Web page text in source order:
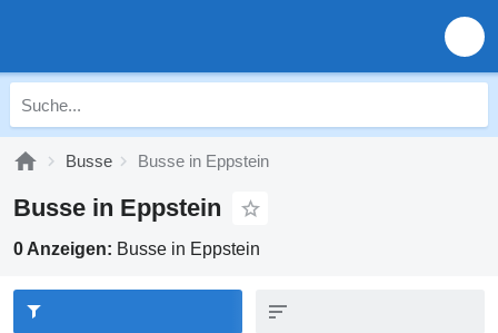
Busse Busse in Eppstein
Busse in Eppstein
0 Anzeigen: Busse in Eppstein